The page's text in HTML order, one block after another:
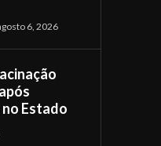
6, 2026
Estado